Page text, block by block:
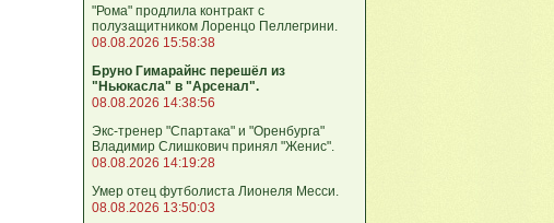
"Рома" продлила контракт с
полузащитником Лоренцо Пеллегрини.
08.08.2026 15:58:38
Бруно Гимарайнс перешёл из
"Ньюкасла" в "Арсенал".
08.08.2026 14:38:56
Экс-тренер "Спартака" и "Оренбурга"
Владимир Слишкович принял "Женис".
08.08.2026 14:19:28
Умер отец футболиста Лионеля Месси.
08.08.2026 13:50:03